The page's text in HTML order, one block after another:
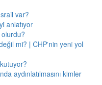
var?
anlatıyor
olurdu?
mi? | CHP'nin yeni yol
aydınlatılmasını kimler